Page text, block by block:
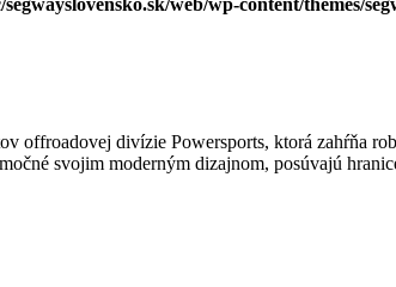
offroadovej divízie Powersports, ktorá zahŕňa
svojim moderným dizajnom, posúvajú